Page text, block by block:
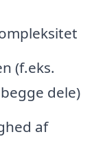
(f.eks.
dele)
af